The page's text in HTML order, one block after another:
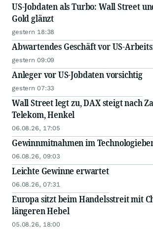
US-Jobdaten als Turbo: Wall Street
Gold glänzt
gestern 18:38
Abwartendes Geschäft vor US-
gestern 09:09
Anleger vor US-Jobdaten vorsichtig
gestern 07:33
Wall Street legt zu, DAX steigt nach
Telekom, Henkel
06.08.26, 17:05
Gewinnmitnahmen im
06.08.26, 09:03
Leichte Gewinne erwartet
06.08.26, 07:31
Europa sitzt beim Handelsstreit mit
längeren Hebel
05.08.26, 18:00